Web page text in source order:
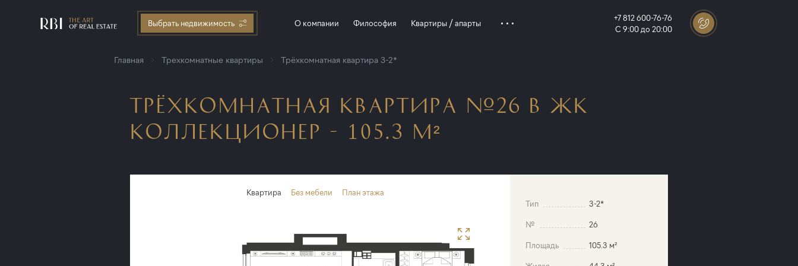
Выбрать недвижимость О компании Философия Квартиры / апарты
+7 812 600-76-76
С 9:00 до 20:00
Главная Трехкомнатные квартиры Трёхкомнатная квартира 3-2*
ТРЁХКОМНАТНАЯ КВАРТИРА №26 В ЖК
КОЛЛЕКЦИОНЕР - 105.3 М²
Квартира Без мебели План этажа
Тип 3-2*
№ 26
Площадь 105.3 м²